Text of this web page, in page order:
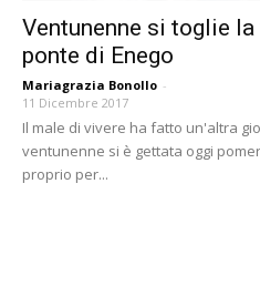
Ventunenne si toglie
ponte di Enego
Mariagrazia Bonollo -
11 Dicembre 2017
Il male di vivere ha fatto un'altra
ventunenne si è gettata oggi
proprio per...